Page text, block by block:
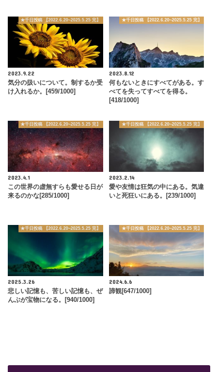
★千日投稿 【2022.6.20~2025.5.25 完】
2023.9.22
気分の扱いについて。制するか受
け入れるか。[459/1000]
★千日投稿 【2022.6.20~2025.5.25 完】
2023.8.12
何もないときにすべてがある。す
べてを失ってすべてを得る。
[418/1000]
★千日投稿 【2022.6.20~2025.5.25 完】
2023.4.1
この世界の虚無すらも愛せる日が
来るのかな[285/1000]
★千日投稿 【2022.6.20~2025.5.25 完】
2023.2.14
愛や友情は狂気の中にある。気違
いと死狂いにある。[239/1000]
★千日投稿 【2022.6.20~2025.5.25 完】
2025.3.26
悲しい記憶も、苦しい記憶も、ぜ
んぶが宝物になる。[940/1000]
★千日投稿 【2022.6.20~2025.5.25 完】
2024.6.6
諦観[647/1000]